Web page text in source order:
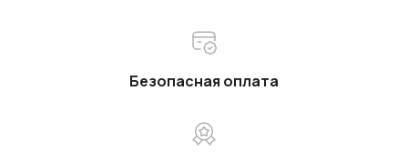
Безопасная оплата